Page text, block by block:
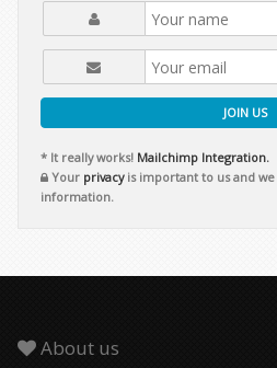
JOIN US
* It really works! Mailchimp Integration.
Your privacyis important to us and
information.
About us